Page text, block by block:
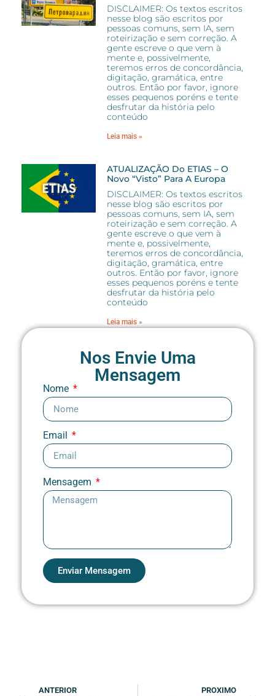
DISCLAIMER: Os textos escritos
nesse blog são escritos por
pessoas comuns, sem IA, sem
roteirização e sem correção. A
gente escreve o que vem à
mente e, possivelmente,
teremos erros de concordância,
digitação, gramática, entre
outros. Então por favor, ignore
esses pequenos poréns e tente
desfrutar da história pelo
conteúdo
Leia mais »
ATUALIZAÇÃO Do ETIAS – O
Novo “visto” Para A Europa
DISCLAIMER: Os textos escritos
nesse blog são escritos por
pessoas comuns, sem IA, sem
roteirização e sem correção. A
gente escreve o que vem à
mente e, possivelmente,
teremos erros de concordância,
digitação, gramática, entre
outros. Então por favor, ignore
esses pequenos poréns e tente
desfrutar da história pelo
conteúdo
Leia mais »
Nos Envie Uma
Mensagem
Nome
Email
Mensagem
Enviar Mensagem
ANTERIOR PROXIMO